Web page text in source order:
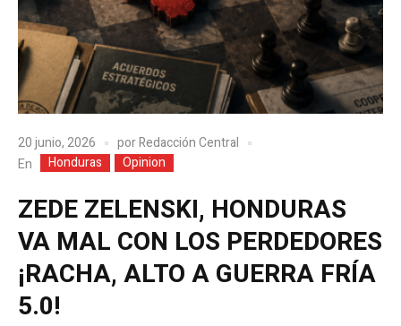
20 junio, 2026 porRedacción Central
En
Honduras Opinion
ZEDE ZELENSKI, HONDURAS
VA MAL CON LOS PERDEDORES
¡RACHA, ALTO A GUERRA FRÍA
5.0!